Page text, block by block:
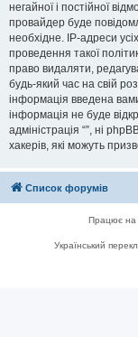
негайної і постійної
провайдер буде
необхідне. IP-адреси
проведення такої
право видаляти,
будь-який час на свій
інформація введена
інформація не буде
адміністрація “”, ні
хакерів, які можуть
Список форумів
Працює на
Український